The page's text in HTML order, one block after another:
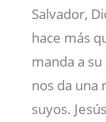
Salvador,
hace más
manda a
nos da una
suyos.